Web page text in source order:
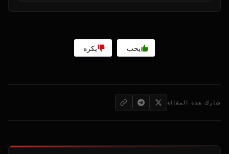
يحب يكره
شارك هذه المقالة